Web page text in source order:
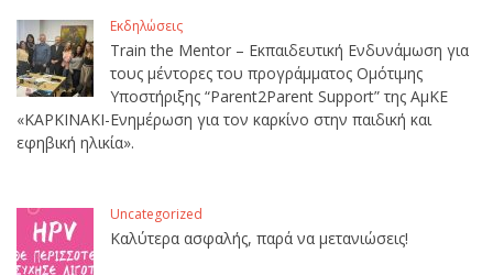
Εκδηλώσεις
Train the Mentor – Εκπαιδευτική Ενδυνάμωση για
τους μέντορες του προγράμματος Ομότιμης
Υποστήριξης “Parent2Parent Support” της ΑμΚΕ
«ΚΑΡΚΙΝΑΚΙ-Ενημέρωση για τον καρκίνο στην παιδική και
εφηβική ηλικία».
Uncategorized
Καλύτερα ασφαλής, παρά να μετανιώσεις!